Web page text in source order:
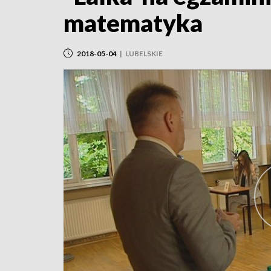
matematyka
2018-05-04 | LUBELSKIE